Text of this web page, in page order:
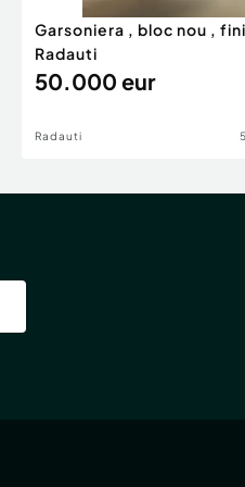
Garsoniera , bloc nou ,
Radauti
50.000 eur
Radauti